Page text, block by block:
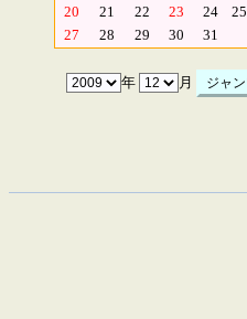
20
21 22 23 24 25
27
28 29 30 31
年 月